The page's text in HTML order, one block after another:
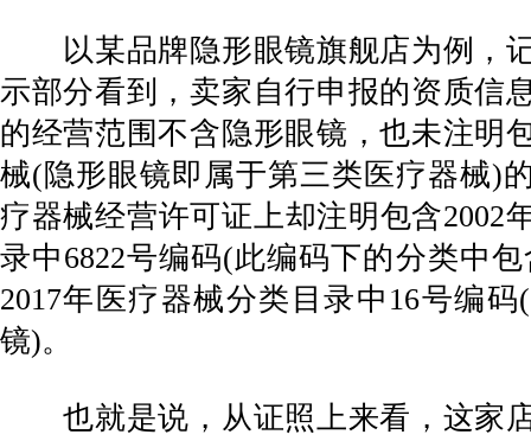
以某品牌隐形眼镜旗舰店为例，
示部分看到，卖家自行申报的资质信
的经营范围不含隐形眼镜，也未注明
械(隐形眼镜即属于第三类医疗器械)
疗器械经营许可证上却注明包含2002
录中6822号编码(此编码下的分类中
2017年医疗器械分类目录中16号编
镜)。
也就是说，从证照上来看，这家